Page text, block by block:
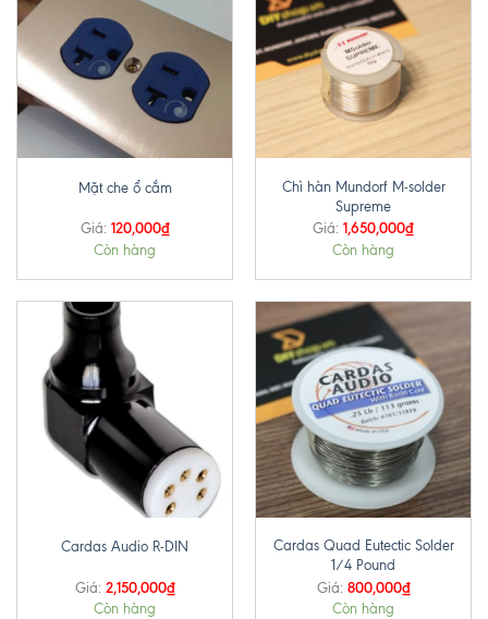
Mặt che ổ cắm
Giá: 120,000₫
Còn hàng
Chì hàn Mundorf M-solder
Supreme
Giá: 1,650,000₫
Còn hàng
Cardas Audio R-DIN
Giá: 2,150,000₫
Còn hàng
Cardas Quad Eutectic Solder
1/4 Pound
Giá: 800,000₫
Còn hàng